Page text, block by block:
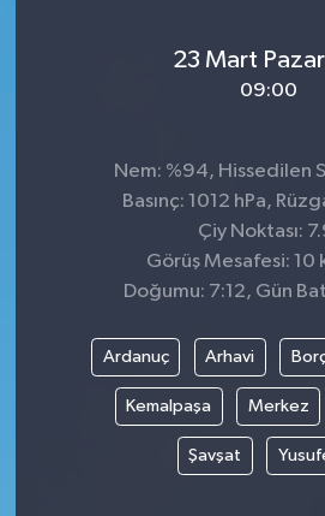
23 Mart
09:00
Nem: %94, Hissedilen
Basınç: 1012 hPa,
Çiy Noktası:
Görüş Mesafesi: 10
Doğumu: 7:12, Gün
Ardanuç Arhavi
Kemalpaşa Merkez
Şavşat